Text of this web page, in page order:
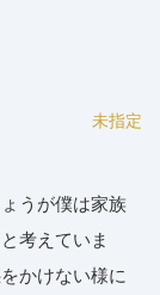
未指定
うが僕は家族
考えていま
かけない様に